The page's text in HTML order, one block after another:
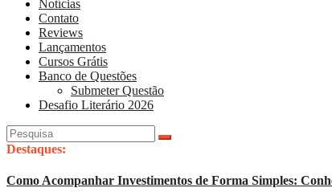
Notícias
Contato
Reviews
Lançamentos
Cursos Grátis
Banco de Questões
Submeter Questão
Desafio Literário 2026
Pesquisar
por:
Destaques:
Como Acompanhar Investimentos de Forma Simples: